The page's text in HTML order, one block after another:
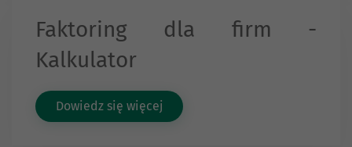
Faktoring dla firm -
Kalkulator
Dowiedz się więcej